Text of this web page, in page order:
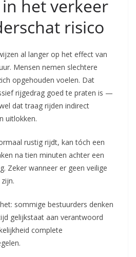
het verkeer
risico
al langer op het effect van
Mensen nemen slechtere
opgehouden voelen. Dat
rijgedrag goed te praten is —
dat traag rijden indirect
uitlokken.
rustig rijdt, kan tóch een
na tien minuten achter een
Zeker wanneer er geen veilige
sommige bestuurders denken
gelijkstaat aan verantwoord
complete